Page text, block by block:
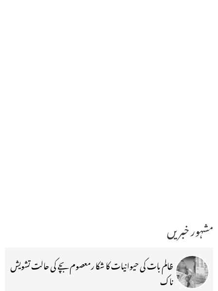
مشہور خبریں
ظالم بات کی حیوانیات کا شکا رمعصوم بچے کی حالت تشویش
ناک